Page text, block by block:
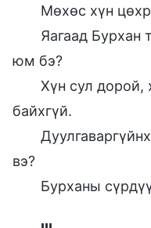
Мөхөс хүн
Яагаад Бурхан
юм бэ?
Хүн сул дорой,
байхгүй.
вэ?
Бурханы